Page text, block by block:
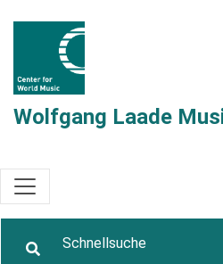
Wolfgang Laade